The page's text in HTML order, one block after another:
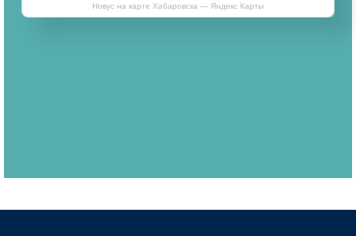
Новус на карте Хабаровска — Яндекс Карты